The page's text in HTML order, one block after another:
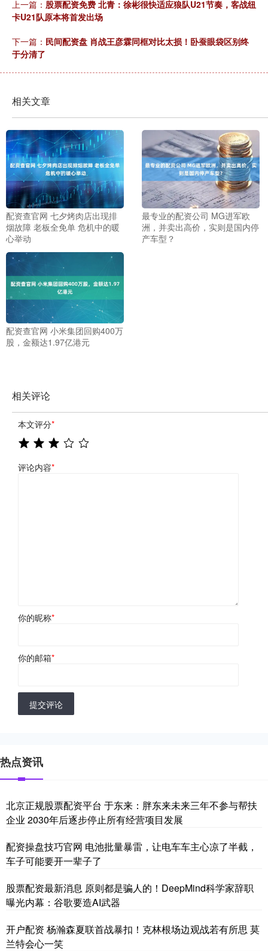
上一篇： 股票配资免费 北青：徐彬很快适应狼队U21节奏，客战纽
卡U21队原本将首发出场
下一篇： 民间配资盘 肖战王彦霖同框对比太损！卧蚕眼袋区别终
于分清了
相关文章
配资查官网 七夕烤肉店出现排
烟故障 老板全免单 危机中的暖
心举动
最专业的配资公司 MG进军欧
洲，并卖出高价，实则是国内停
产车型？
配资查官网 小米集团回购400万
股，金额达1.97亿港元
相关评论
本文评分*
评论内容*
你的昵称*
你的邮箱*
提交评论
热点资讯
北京正规股票配资平台 于东来：胖东来未来三年不参与帮扶
企业 2030年后逐步停止所有经营项目发展
配资操盘技巧官网 电池批量暴雷，让电车车主心凉了半截，
车子可能要开一辈子了
股票配资最新消息 原则都是骗人的！DeepMind科学家辞职
曝光内幕：谷歌要造AI武器
开户配资 杨瀚森夏联首战暴扣！克林根场边观战若有所思 莫
兰特会心一笑